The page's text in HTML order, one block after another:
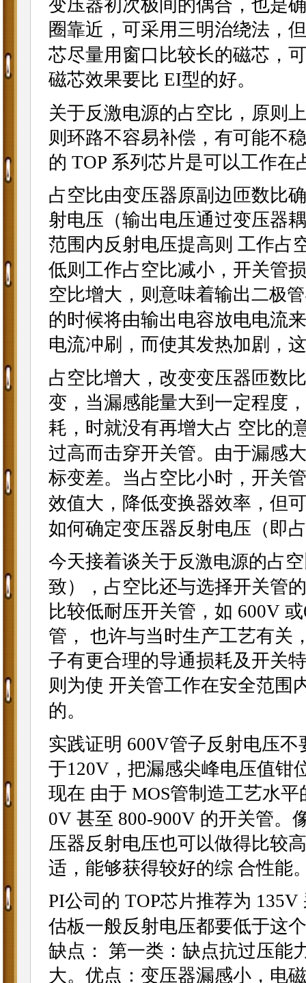
变压器初次极间的偶合，也是
圈靠近，可采用三明治绕法，
芯尽量用窗口比较长的磁芯，
磁芯效果要比 EI型的好。
关于反激电源的占空比，原则
则环路不容易补偿，有可能不
的 TOP 系列芯片是可以工作在
占空比由变压器原副边匝数比
射电压（输出电压通过变压器
范围内反射电压提高则 工作占
低则工作占空比减小，开关管
空比增大，则意味着输出二极管
的时候将由输出电容放电电流
电流冲刷，而使其发热加剧，
占空比增大，改变变压器匝数
变，当漏感能量大到一定程度
耗，时就没有再增大占 空比的
过高而击穿开关管。由于漏感
标变差。当占空比小时，开关
效值大，降低变换器效率，但
如何确定变压器反射电压（即
今天接着谈关于反激电源的占
致），占空比还与选择开关管
比较低耐压开关管，如 600V
管， 也许与当时生产工艺有关
子有更合理的导通损耗及开关
则为使 开关管工作在安全范围
的。
实践证明 600V管子反射电压
于120V，把漏感尖峰电压值钳
现在 由于 MOS管制造工艺水平
0V 甚至 800-900V 的开关管。
压器反射电压也可以做得比较
适，能够获得较好的综 合性能
PI公司的 TOP芯片推荐为 135V
估板一般反射电压都要低于这
缺点： 第一类：缺点抗过压能
大。优点：变压器漏感小，电